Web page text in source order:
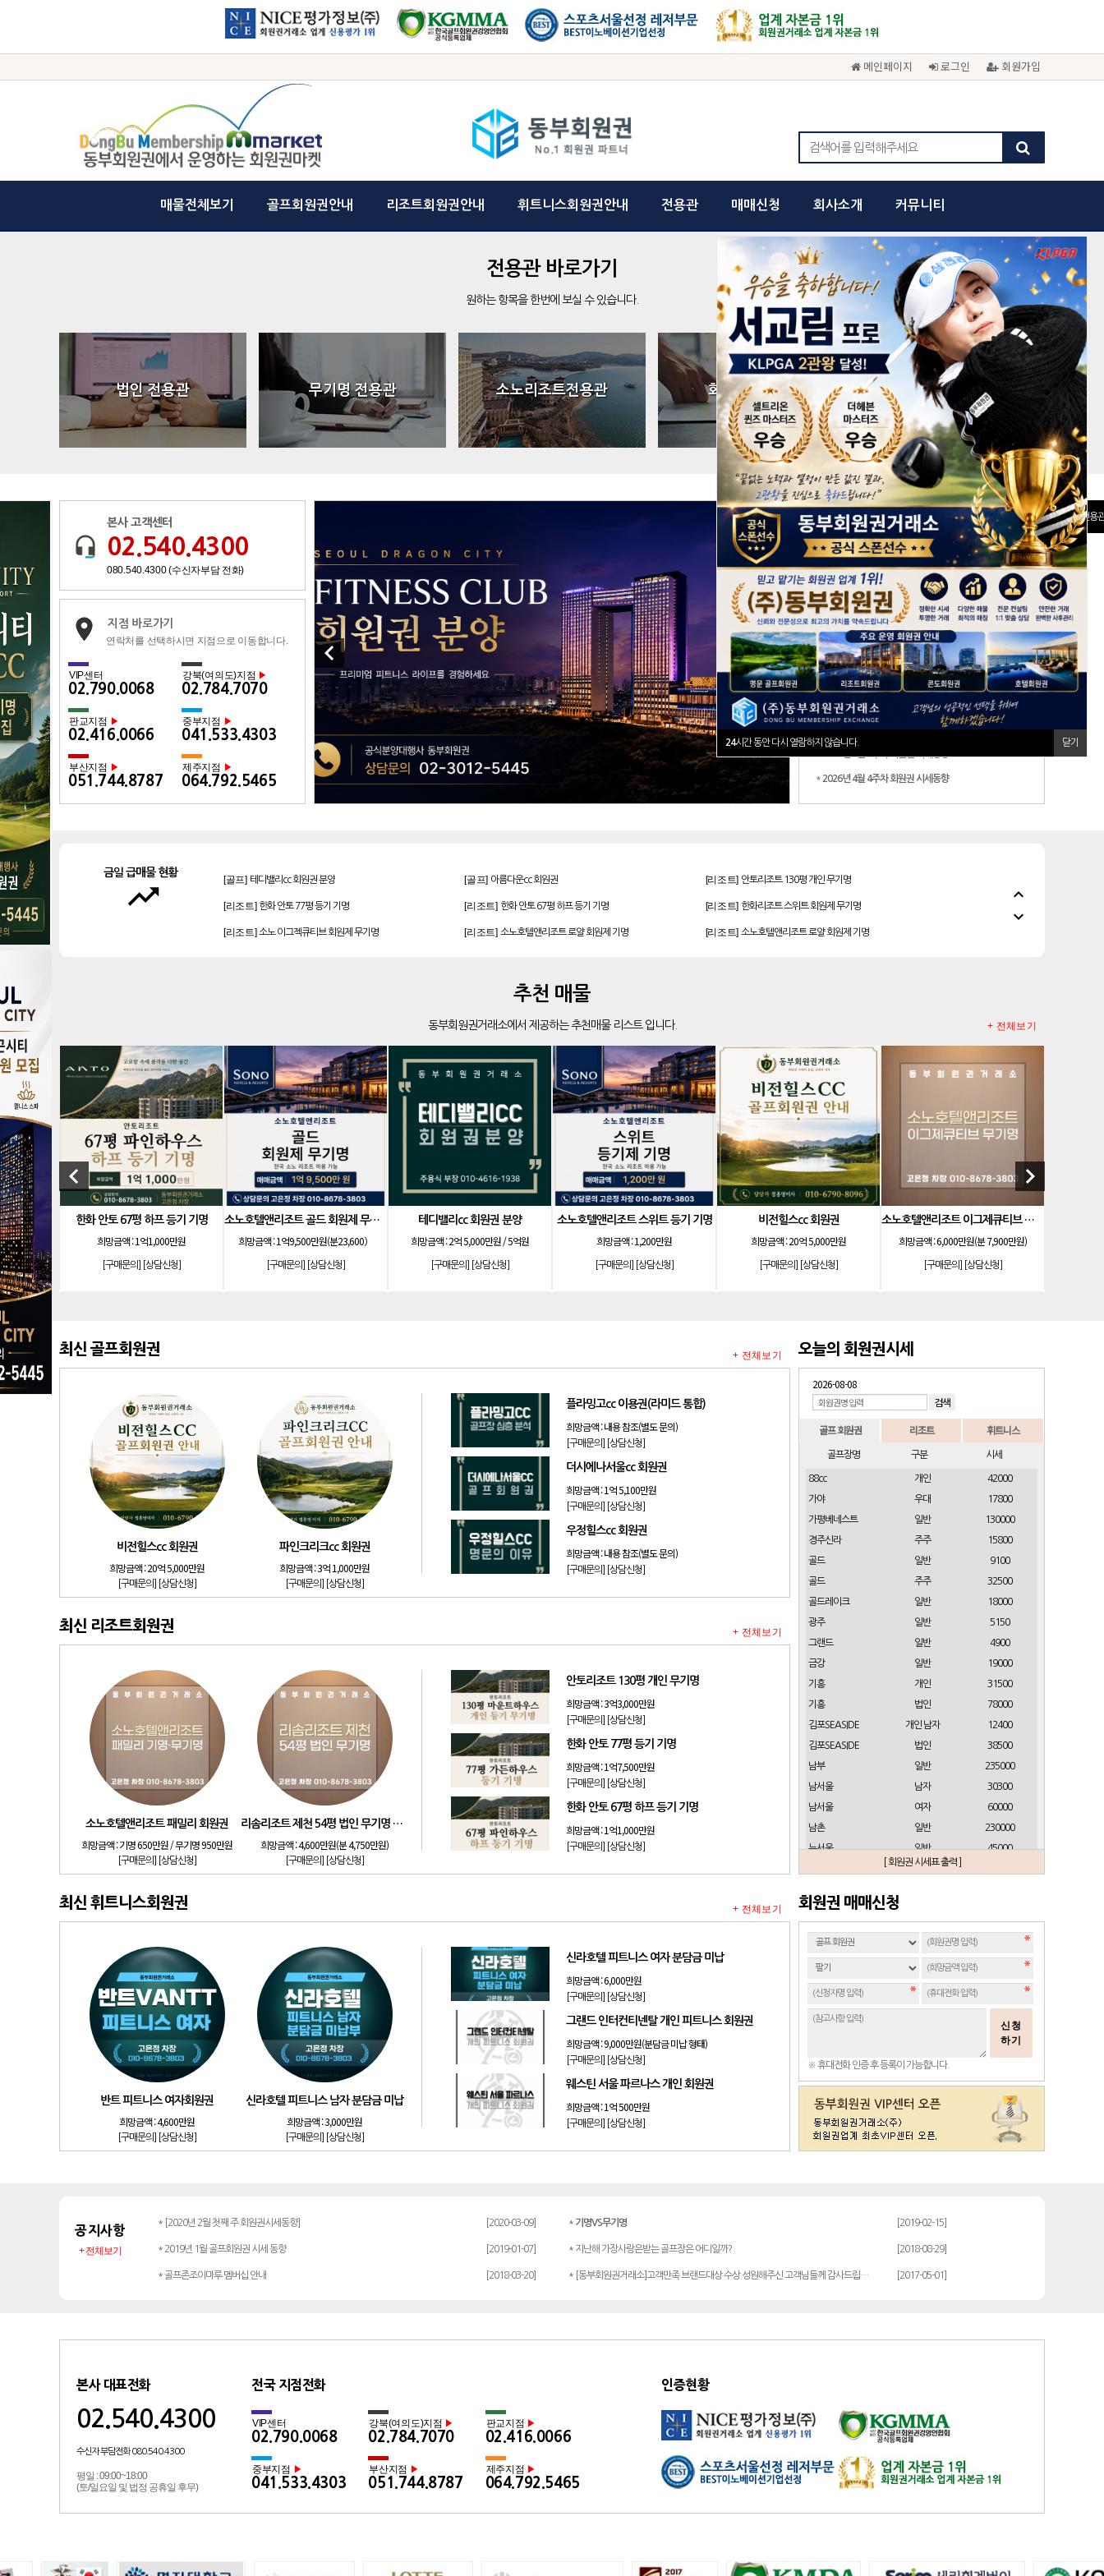
메인페이지 로그인 회원가입
매물전체보기 골프회원권안내 리조트회원권안내 휘트니스회원권안내 전용관 매매신청 회사소개 커뮤니티
24시간 동안 다시 열람하지 않습니다. 닫기
전용관 바로가기
원하는 항목을 한번에 보실 수 있습니다.
법인 전용관 무기명 전용관 소노리조트전용관 회원권 분양관 선불카드
cancel
전용
keyboard_arrow_left keyboard_arrow_right
본사 고객센터
02.540.4300
080.540.4300 (수신자부담 전화)
지점 바로가기
연락처를 선택하시면 지점으로 이동합니다.
VIP센터
02.790.0068
강북(여의도)지점 ▶
02.784.7070
판교지점 ▶
02.416.0066
중부지점 ▶
041.533.4303
부산지점 ▶
051.744.8787
제주지점 ▶
064.792.5465
ID 저장 아이디/비밀번호 찾기 [회원가입]
회원권 시세정보
*반얀트리클럽앤스파서울, 키즈시설 확충 및 신규 건물 신축 계획
* 2026년 6월 2주차 회원권 시세동향
* 2026년 5월 4주차 회원권 시세동향
*2026년 5월 3주차 회원권 시세동향
* 2026년 4월 4주차 회원권 시세동향
+ 전체보기
금일 급매물 현황
trending_up [리조트]한화 안토 77평 등기 기명 [리조트]한화 안토 67평 하프 등기 기명 [리조트] 한화리조트 스위트 회원제 무기명
[리조트] 소노 이그젝큐티브 회원제 무기명 [리조트] 소노호텔앤리조트 로얄 회원제 기명 [리조트] 소노호텔앤리조트 로얄 회원제 기명
[리조트]소노호텔앤리조트 로얄 등기 기명 [리조트] 소노호텔앤리조트 골드 회원제 무기명 [리조트] 소노호텔앤리조트 골드 등기 기명
발리오스cc 회원권 종류
[골프] 양주cc 골프회원권 [골프]더시에나서울cc 회원권 [골프] 레이크우드cc 프리빌리지
[골프] 신원CC 골프회원권 비전힐스cc 골프회원권 [리조트] 리솜리조트 제천 54평 법인 무기명 회원제
expand_less
expand_more
추천 매물
동부회원권거래소에서 제공하는 추천매물 리스트 입니다. + 전체보기
keyboard_arrow_left
만원)
청]
한화 안토 67평 하프 등기 기명
희망금액 :1억1,000만원
[구매문의] [상담신청]
소노호텔앤리조트 골드 회원제 무기명
희망금액 :1억9,500만원(분23,600）
[구매문의] [상담신청]
테디밸리cc 회원권 분양
희망금액 :2억 5,000만원 / 5억원
[구매문의] [상담신청]
소노호텔앤리조트 스위트 등기 기명
희망금액 :1,200만원
[구매문의] [상담신청]
비전힐스cc 회원권
희망금액 :20억 5,000만원
[구매문의] [상담신청]
소노호텔앤리조트 이그제큐티브 무기명 회원제
희망금액 :6,000만원(분 7,900만원)
[구매문의] [상담신청]
keyboard_arrow_right
최신 골프회원권
비전힐스cc 회원권
희망금액 :20억 5,000만원
[구매문의] [상담신청]
파인크리크cc 회원권
희망금액 :3억 1,000만원
[구매문의] [상담신청]
플라밍고cc 이용권(라미드 통합)
희망금액 :내용 참조(별도 문의)
[구매문의] [상담신청]
더시에나서울cc 회원권
희망금액 :1억 5,100만원
[구매문의] [상담신청]
우정힐스cc 회원권
희망금액 :내용 참조(별도 문의)
[구매문의] [상담신청]
+ 전체보기
최신 리조트회원권
소노호텔앤리조트 패밀리 회원권
희망금액 :기명 650만원 / 무기명 950만원
[구매문의] [상담신청]
리솜리조트 제천 54평 법인 무기명 회원제
희망금액 :4,600만원(분 4,750만원)
[구매문의] [상담신청]
안토리조트 130평 개인 무기명
희망금액 :3억3,000만원
[구매문의] [상담신청]
한화 안토 77평 등기 기명
희망금액 :1억7,500만원
[구매문의] [상담신청]
한화 안토 67평 하프 등기 기명
희망금액 :1억1,000만원
[구매문의] [상담신청]
+ 전체보기
최신 휘트니스회원권
반트 피트니스 여자회원권
희망금액 :4,600만원
[구매문의] [상담신청]
신라호텔 피트니스 남자 분담금 미납
희망금액 :3,000만원
[구매문의] [상담신청]
신라호텔 피트니스 여자 분담금 미납
희망금액 :6,000만원
[구매문의] [상담신청]
그랜드 인터컨티넨탈 개인 피트니스 회원권
희망금액 :9,000만원(분담금 미납 형태)
[구매문의] [상담신청]
웨스틴 서울 파르나스 개인 회원권
희망금액 :1억 500만원
[구매문의] [상담신청]
+ 전체보기
오늘의 회원권시세
2026-08-08
골프 회원권 리조트 휘트니스
골프장명 구분 시세
88cc 개인 42000
가야 우대 17800
가평베네스트 일반 130000
경주신라 주주 15800
골드 일반 9100
골드 주주 32500
골드레이크 일반 18000
광주 일반 5150
그랜드 일반 4900
금강 일반 19000
기흥 개인 31500
기흥 법인 78000
김포SEASIDE 개인 남자 12400
김포SEASIDE 법인 38500
남부 일반 235000
남서울 남자 30300
남서울 여자 60000
남촌 일반 230000
뉴서울 일반 45000
개인(분12000)
뉴스프링빌 주중개인(분3000)
뉴코리아 남자 23700
대구 일반 정회원
도고 일반
동래베네스트 17500
27500
10000
22000
렉스필드 일반 121000
일반
서원밸리 일반
송추 일반 79500
아시아나 일반
주중가족
아시아나 주중개인
아시아드 일반 48700
안성베네스트 주중(분2500)
[ 회원권 시세표 출력 ]
회원권 매매신청
신청
하기
※ 휴대전화 인증 후 등록이 가능합니다.
공지사항
* [2020년 2월 첫째 주 회원권시세동향] [2020-03-09] * 기명VS무기명 [2019-02-15]
* 2019년 1월 골프회원권 시세 동향 [2019-01-07] * 지난해 가장사랑은받는 골프장은 어디일까? [2018-08-29]
* 골프존조이마루 멤버십 안내 [2018-03-20] * [동부회원권거래소]고객만족 브랜드대상 수상 성원해주신 고객님들께 감사드립… [2017-05-01]
+ 전체보기
본사 대표전화
02.540.4300
수신자 부담전화 080.540.4300
평일 : 09:00~18:00
(토/일요일 및 법정 공휴일 후무)
전국 지점전화
VIP센터
02.790.0068
강북(여의도)지점 ▶
02.784.7070
판교지점 ▶
02.416.0066
중부지점 ▶
041.533.4303
부산지점 ▶
051.744.8787
제주지점 ▶
064.792.5465
인증현황